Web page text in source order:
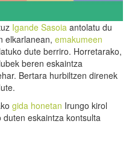
Igande Sasoia antolatu du
elkarlanean, emakumeen
dute berriro. Horretarako,
beren eskaintza
Bertara hurbiltzen direnek
gida honetan Irungo kirol
eskaintza kontsulta